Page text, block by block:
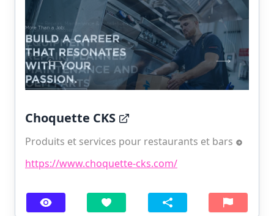
Choquette CKS
Produits et services pour restaurants et bars
https://www.choquette-cks.com/